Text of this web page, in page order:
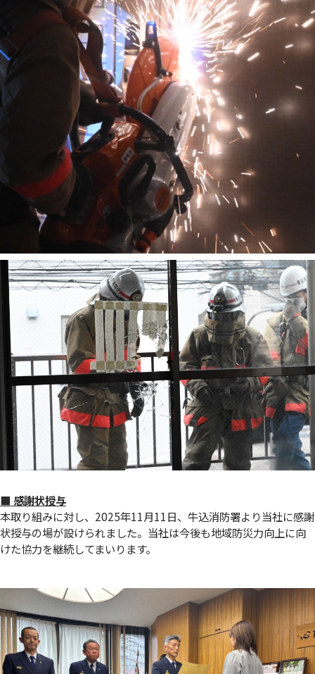
■ 感謝状授与
本取り組みに対し、2025年11月11日、牛込消防署より当社に感謝
状授与の場が設けられました。当社は今後も地域防災力向上に向
けた協力を継続してまいります。